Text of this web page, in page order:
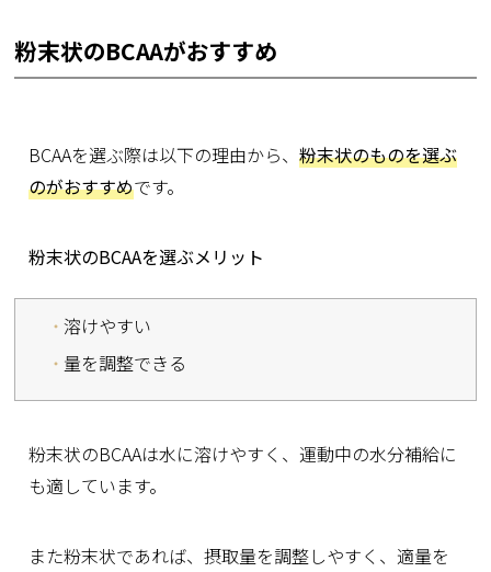
粉末状のBCAAがおすすめ
BCAAを選ぶ際は以下の理由から、粉末状のものを選ぶ
のがおすすめです。
粉末状のBCAAを選ぶメリット
溶けやすい
量を調整できる
粉末状のBCAAは水に溶けやすく、運動中の水分補給に
も適しています。
また粉末状であれば、摂取量を調整しやすく、適量を